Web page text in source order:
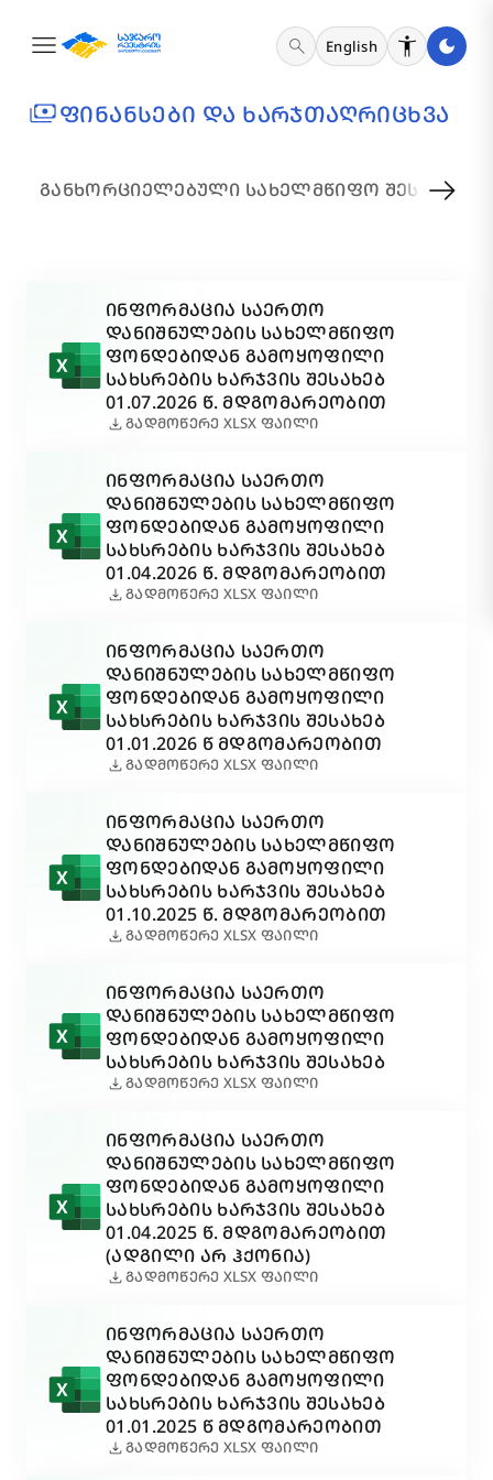
menu search English
paymentsᲤᲘᲜᲐᲜᲡᲔᲑᲘ ᲓᲐ ᲮᲐᲠᲯᲗᲐᲦᲠᲘᲪᲮᲕᲐ
ᲒᲐᲜᲮᲝᲠᲪᲘᲔᲚᲔᲑᲣᲚᲘ ᲡᲐᲮᲔᲚᲛᲬᲘᲤᲝ arrow_right_alt
ᲘᲜᲤᲝᲠᲛᲐᲪᲘᲐ ᲡᲐᲔᲠᲗᲝ
ᲓᲐᲜᲘᲨᲜᲣᲚᲔᲑᲘᲡ ᲡᲐᲮᲔᲚᲛᲬᲘᲤᲝ
ᲤᲝᲜᲓᲔᲑᲘᲓᲐᲜ ᲒᲐᲛᲝᲧᲝᲤᲘᲚᲘ
ᲡᲐᲮᲡᲠᲔᲑᲘᲡ ᲮᲐᲠᲯᲕᲘᲡ ᲨᲔᲡᲐᲮᲔᲑ
01.07.2026 Წ. ᲛᲓᲒᲝᲛᲐᲠᲔᲝᲑᲘᲗ
downloadᲒᲐᲓᲛᲝᲬᲔᲠᲔ XLSX ᲤᲐᲘᲚᲘ
ᲘᲜᲤᲝᲠᲛᲐᲪᲘᲐ ᲡᲐᲔᲠᲗᲝ
ᲓᲐᲜᲘᲨᲜᲣᲚᲔᲑᲘᲡ ᲡᲐᲮᲔᲚᲛᲬᲘᲤᲝ
ᲤᲝᲜᲓᲔᲑᲘᲓᲐᲜ ᲒᲐᲛᲝᲧᲝᲤᲘᲚᲘ
ᲡᲐᲮᲡᲠᲔᲑᲘᲡ ᲮᲐᲠᲯᲕᲘᲡ ᲨᲔᲡᲐᲮᲔᲑ
01.04.2026 Წ. ᲛᲓᲒᲝᲛᲐᲠᲔᲝᲑᲘᲗ
downloadᲒᲐᲓᲛᲝᲬᲔᲠᲔ XLSX ᲤᲐᲘᲚᲘ
ᲘᲜᲤᲝᲠᲛᲐᲪᲘᲐ ᲡᲐᲔᲠᲗᲝ
ᲓᲐᲜᲘᲨᲜᲣᲚᲔᲑᲘᲡ ᲡᲐᲮᲔᲚᲛᲬᲘᲤᲝ
ᲤᲝᲜᲓᲔᲑᲘᲓᲐᲜ ᲒᲐᲛᲝᲧᲝᲤᲘᲚᲘ
ᲡᲐᲮᲡᲠᲔᲑᲘᲡ ᲮᲐᲠᲯᲕᲘᲡ ᲨᲔᲡᲐᲮᲔᲑ
01.01.2026 Წ ᲛᲓᲒᲝᲛᲐᲠᲔᲝᲑᲘᲗ
downloadᲒᲐᲓᲛᲝᲬᲔᲠᲔ XLSX ᲤᲐᲘᲚᲘ
ᲘᲜᲤᲝᲠᲛᲐᲪᲘᲐ ᲡᲐᲔᲠᲗᲝ
ᲓᲐᲜᲘᲨᲜᲣᲚᲔᲑᲘᲡ ᲡᲐᲮᲔᲚᲛᲬᲘᲤᲝ
ᲤᲝᲜᲓᲔᲑᲘᲓᲐᲜ ᲒᲐᲛᲝᲧᲝᲤᲘᲚᲘ
ᲡᲐᲮᲡᲠᲔᲑᲘᲡ ᲮᲐᲠᲯᲕᲘᲡ ᲨᲔᲡᲐᲮᲔᲑ
01.10.2025 Წ. ᲛᲓᲒᲝᲛᲐᲠᲔᲝᲑᲘᲗ
downloadᲒᲐᲓᲛᲝᲬᲔᲠᲔ XLSX ᲤᲐᲘᲚᲘ
ᲘᲜᲤᲝᲠᲛᲐᲪᲘᲐ ᲡᲐᲔᲠᲗᲝ
ᲓᲐᲜᲘᲨᲜᲣᲚᲔᲑᲘᲡ ᲡᲐᲮᲔᲚᲛᲬᲘᲤᲝ
ᲤᲝᲜᲓᲔᲑᲘᲓᲐᲜ ᲒᲐᲛᲝᲧᲝᲤᲘᲚᲘ
ᲡᲐᲮᲡᲠᲔᲑᲘᲡ ᲮᲐᲠᲯᲕᲘᲡ ᲨᲔᲡᲐᲮᲔᲑ
downloadᲒᲐᲓᲛᲝᲬᲔᲠᲔ XLSX ᲤᲐᲘᲚᲘ
ᲘᲜᲤᲝᲠᲛᲐᲪᲘᲐ ᲡᲐᲔᲠᲗᲝ
ᲓᲐᲜᲘᲨᲜᲣᲚᲔᲑᲘᲡ ᲡᲐᲮᲔᲚᲛᲬᲘᲤᲝ
ᲤᲝᲜᲓᲔᲑᲘᲓᲐᲜ ᲒᲐᲛᲝᲧᲝᲤᲘᲚᲘ
ᲡᲐᲮᲡᲠᲔᲑᲘᲡ ᲮᲐᲠᲯᲕᲘᲡ ᲨᲔᲡᲐᲮᲔᲑ
01.04.2025 Წ. ᲛᲓᲒᲝᲛᲐᲠᲔᲝᲑᲘᲗ
(ᲐᲓᲒᲘᲚᲘ ᲐᲠ ᲰᲥᲝᲜᲘᲐ)
downloadᲒᲐᲓᲛᲝᲬᲔᲠᲔ XLSX ᲤᲐᲘᲚᲘ
ᲘᲜᲤᲝᲠᲛᲐᲪᲘᲐ ᲡᲐᲔᲠᲗᲝ
ᲓᲐᲜᲘᲨᲜᲣᲚᲔᲑᲘᲡ ᲡᲐᲮᲔᲚᲛᲬᲘᲤᲝ
ᲤᲝᲜᲓᲔᲑᲘᲓᲐᲜ ᲒᲐᲛᲝᲧᲝᲤᲘᲚᲘ
ᲡᲐᲮᲡᲠᲔᲑᲘᲡ ᲮᲐᲠᲯᲕᲘᲡ ᲨᲔᲡᲐᲮᲔᲑ
01.01.2025 Წ ᲛᲓᲒᲝᲛᲐᲠᲔᲝᲑᲘᲗ
downloadᲒᲐᲓᲛᲝᲬᲔᲠᲔ XLSX ᲤᲐᲘᲚᲘ